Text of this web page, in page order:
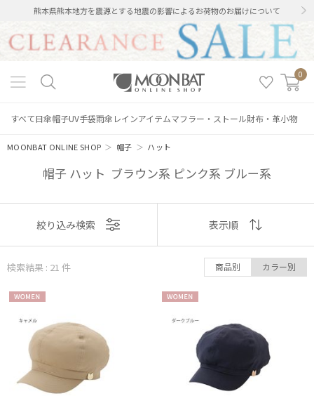
熊本県熊本地方を震源とする地震の影響によるお荷物のお届けについて
0
すべて日傘帽子UV手袋雨傘 レインアイテムマフラー・ストール財布・革小物
MOONBAT ONLINE SHOP ＞ 帽子 ＞ ハット
帽子 ハット ブラウン系 ピンク系 ブルー系
表示
おすすめ
価格の高い
順
価格の低い
順
絞り込み検索 表示順
検索結果 : 21 件 商品別 カラー別